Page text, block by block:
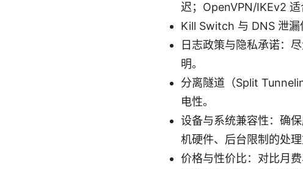
迟；OpenVPN/IKEv2 适
Kill Switch 与 DNS 泄漏
日志政策与隐私承诺：
明。
分离隧道（Split
电性。
设备与系统兼容性：确
机硬件、后台限制的处理
价格与性价比：对比月